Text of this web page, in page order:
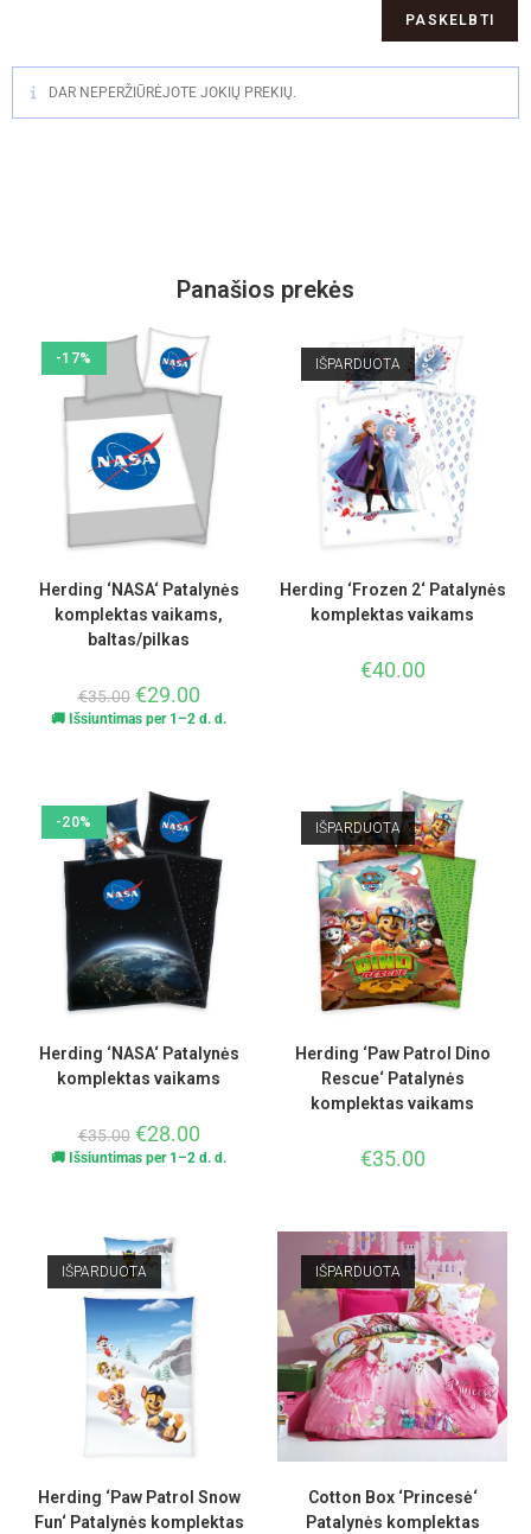
DAR NEPERŽIŪRĖJOTE JOKIŲ PREKIŲ.
Panašios prekės
-17%
Herding ‘NASA‘ Patalynės
komplektas vaikams,
baltas/pilkas
€35.00 €29.00
🚚 Išsiuntimas per 1–2 d. d.
IŠPARDUOTA
Herding ‘Frozen 2‘ Patalynės
komplektas vaikams
€40.00
-20%
Herding ‘NASA‘ Patalynės
komplektas vaikams
€35.00 €28.00
🚚 Išsiuntimas per 1–2 d. d.
IŠPARDUOTA
Herding ‘Paw Patrol Dino
Rescue‘ Patalynės
komplektas vaikams
€35.00
IŠPARDUOTA
Herding ‘Paw Patrol Snow
Fun‘ Patalynės komplektas
IŠPARDUOTA
Cotton Box ‘Princesė‘
Patalynės komplektas